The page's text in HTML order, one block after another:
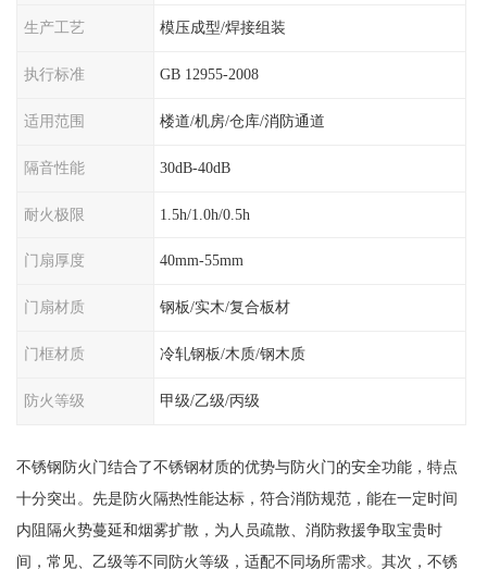
生产工艺 模压成型/焊接组装
执行标准 GB 12955-2008
适用范围 楼道/机房/仓库/消防通道
隔音性能 30dB-40dB
耐火极限 1.5h/1.0h/0.5h
门扇厚度 40mm-55mm
门扇材质 钢板/实木/复合板材
门框材质 冷轧钢板/木质/钢木质
防火等级 甲级/乙级/丙级
不锈钢防火门结合了不锈钢材质的优势与防火门的安全功能，特点
十分突出。先是防火隔热性能达标，符合消防规范，能在一定时间
内阻隔火势蔓延和烟雾扩散，为人员疏散、消防救援争取宝贵时
间，常见、乙级等不同防火等级，适配不同场所需求。其次，不锈